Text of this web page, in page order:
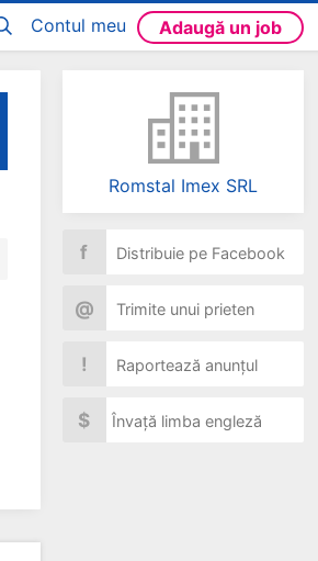
Contul meu Adaugă un job
Romstal Imex SRL
f Distribuie pe Facebook
@ Trimite unui prieten
! Raportează anunțul
$ Învață limba engleză